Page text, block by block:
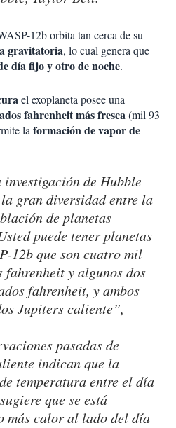
12b orbita tan cerca de su
gravitatoria, lo cual genera que
día fijo y otro de noche.
el exoplaneta posee una
fahrenheit más fresca(mil 93
laformación de vapor de
investigación de Hubble
gran diversidad entre la
de planetas
puede tener planetas
12b que son cuatro mil
fahrenheit y algunos dos
fahrenheit, y ambos
Jupiters caliente”,
pasadas de
indican que la
temperatura entre el día
que se está
más calor al lado del día